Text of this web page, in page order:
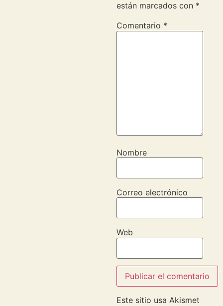
están marcados con *
Comentario *
Nombre
Correo electrónico
Web
Este sitio usa Akismet